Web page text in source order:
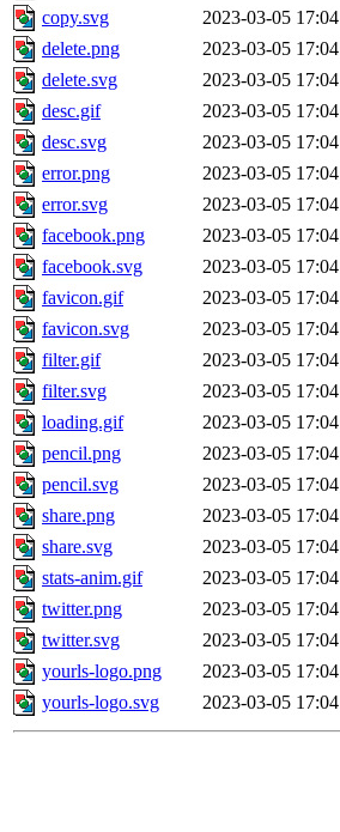
copy.svg
2023-03-05 17:04
delete.png
2023-03-05 17:04
delete.svg
2023-03-05 17:04
desc.gif
2023-03-05 17:04
desc.svg
2023-03-05 17:04
error.png
2023-03-05 17:04
error.svg
2023-03-05 17:04
facebook.png
2023-03-05 17:04
facebook.svg
2023-03-05 17:04
favicon.gif
2023-03-05 17:04
favicon.svg
2023-03-05 17:04
filter.gif
2023-03-05 17:04
filter.svg
2023-03-05 17:04
loading.gif
2023-03-05 17:04
pencil.png
2023-03-05 17:04
pencil.svg
2023-03-05 17:04
share.png
2023-03-05 17:04
share.svg
2023-03-05 17:04
stats-anim.gif
2023-03-05 17:04
twitter.png
2023-03-05 17:04
twitter.svg
2023-03-05 17:04
yourls-logo.png
2023-03-05 17:04
yourls-logo.svg
2023-03-05 17:04